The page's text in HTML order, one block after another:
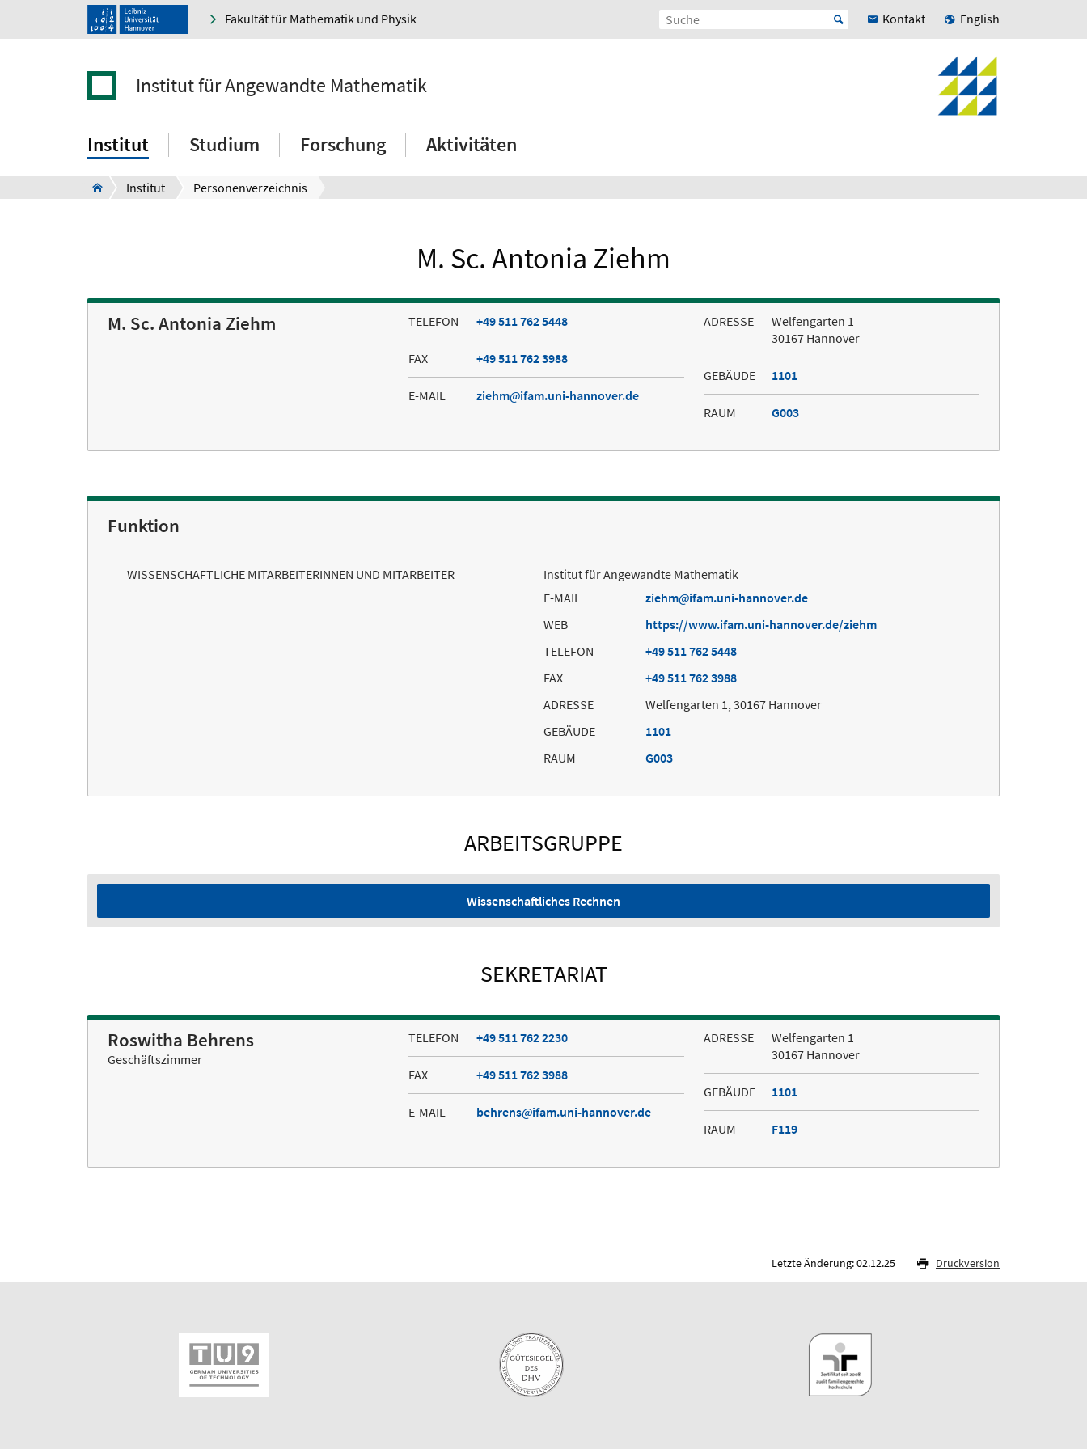
Fakultät für Mathematik und Physik Kontakt English
Institut für Angewandte Mathematik
Institut Studium Forschung Aktivitäten
Institut Personenverzeichnis
M. Sc. Antonia Ziehm
M. Sc. Antonia Ziehm TELEFON +49 511 762 5448
FAX +49 511 762 3988
E-MAIL ziehm ifam.uni-hannover.de
ADRESSE
Welfengarten 1
30167 Hannover
GEBÄUDE 1101
RAUM G003
Funktion
WISSENSCHAFTLICHE MITARBEITERINNEN UND MITARBEITER
Institut für Angewandte Mathematik
E-MAIL
ziehm
ifam.uni-hannover.de
WEB
https://www.ifam.uni-hannover.de/ziehm
TELEFON
+49 511 762 5448
FAX
+49 511 762 3988
ADRESSE
Welfengarten 1, 30167 Hannover
GEBÄUDE
1101
RAUM
G003
ARBEITSGRUPPE
Wissenschaftliches Rechnen
SEKRETARIAT
Roswitha Behrens
Geschäftszimmer
TELEFON +49 511 762 2230
FAX +49 511 762 3988
E-MAIL behrens ifam.uni-hannover.de
ADRESSE
Welfengarten 1
30167 Hannover
GEBÄUDE 1101
RAUM F119
Letzte Änderung: 02.12.25 Druckversion